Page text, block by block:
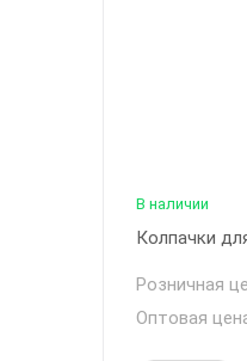
В наличии
Колпачки
Розничная
Оптовая